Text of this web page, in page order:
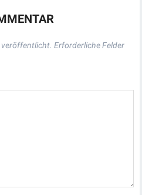
veröffentlicht. Erforderliche Felder